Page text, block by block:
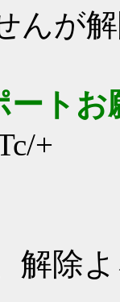
んが
ート
+
解除